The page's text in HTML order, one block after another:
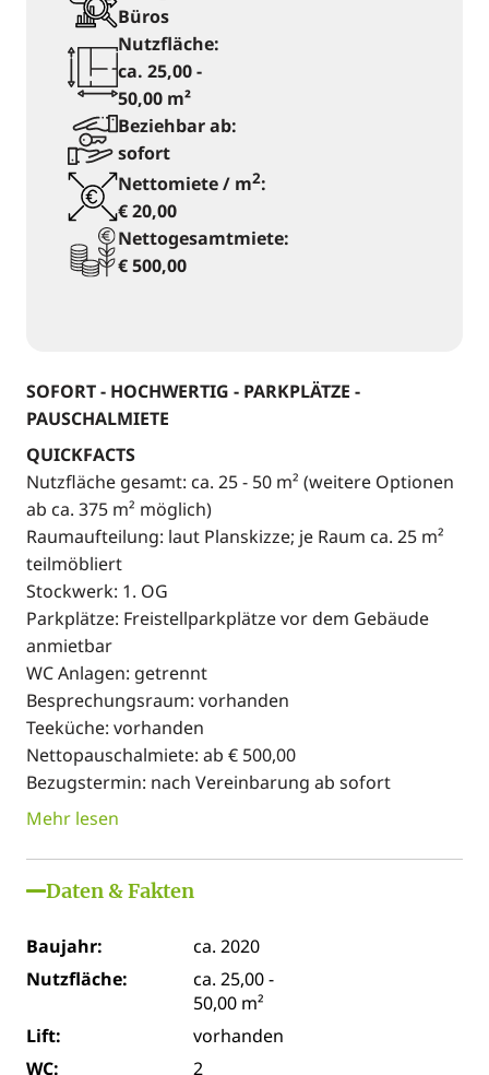
Büros
Nutzfläche:
ca. 25,00 -
50,00 m²
Beziehbar ab:
sofort
Nettomiete / m2:
€ 20,00
Nettogesamtmiete:
€ 500,00
SOFORT - HOCHWERTIG - PARKPLÄTZE -
PAUSCHALMIETE
QUICKFACTS
Nutzfläche gesamt: ca. 25 - 50 m² (weitere Optionen
ab ca. 375 m² möglich)
Raumaufteilung: laut Planskizze; je Raum ca. 25 m²
teilmöbliert
Stockwerk: 1. OG
Parkplätze: Freistellparkplätze vor dem Gebäude
anmietbar
WC Anlagen: getrennt
Besprechungsraum: vorhanden
Teeküche: vorhanden
Nettopauschalmiete: ab € 500,00
Bezugstermin: nach Vereinbarung ab sofort
Mehr lesen
Daten & Fakten
Baujahr:
ca. 2020
Nutzfläche:
ca. 25,00 -
50,00 m²
Lift:
vorhanden
WC:
2